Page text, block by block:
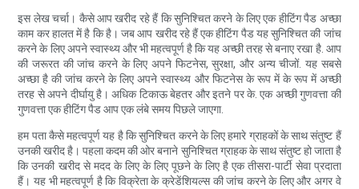
इस लेख चर्चा। कैसे आप खरीद रहे हैं कि सुनिश्चित करने के लिए एक हीटिंग पैड अच्छा
काम कर हालत में है कि है। जब आप खरीद रहे हैं एक हीटिंग पैड यह सुनिश्चित की जांच
करने के लिए अपने स्वास्थ्य और भी महत्वपूर्ण है कि यह अच्छी तरह से बनाए रखा है. आप
की जरूरत की जांच करने के लिए अपने फिटनेस, सुरक्षा, और अन्य चीजों. यह सबसे
अच्छा है की जांच करने के लिए अपने स्वास्थ्य और फिटनेस के रूप में के रूप में अच्छी
तरह से अपने दीर्घायु है। अधिक टिकाऊ बेहतर और इतने पर के. एक अच्छी गुणवत्ता की
गुणवत्ता एक हीटिंग पैड आप एक लंबे समय पिछले जाएगा.
हम पता कैसे महत्वपूर्ण यह है कि सुनिश्चित करने के लिए हमारे ग्राहकों के साथ संतुष्ट हैं
उनकी खरीद है। पहला कदम की ओर बनाने सुनिश्चित ग्राहक के साथ संतुष्ट हो जाता है
कि उनकी खरीद से मदद के लिए के लिए पूछने के लिए है एक तीसरा-पार्टी सेवा प्रदाता
हैं। यह भी महत्वपूर्ण है कि विक्रेता के क्रेडेंशियल्स की जांच करने के लिए और अगर वे